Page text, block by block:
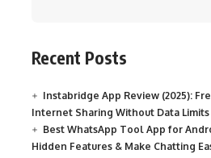
Recent Posts
Instabridge App Review (2025):
Internet Sharing Without Data Limits
Best WhatsApp Tool App for
Hidden Features & Make Chatting